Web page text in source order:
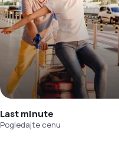
Last minute
Pogledajte cenu